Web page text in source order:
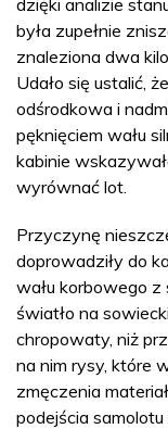
była zupełnie
znaleziona dwa
Udało się ustalić,
odśrodkowa i
pęknięciem wału
kabinie
wyrównać lot.
Przyczynę
doprowadziły do
wału korbowego z
światło na
chropowaty, niż
na nim rysy, które
zmęczenia
podejścia